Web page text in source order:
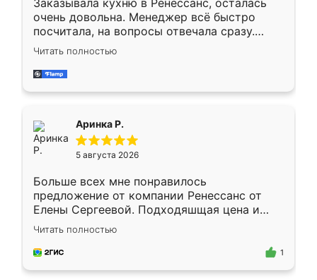
Заказывала кухню в Ренессанс, осталась
очень довольна. Менеджер всё быстро
посчитала, на вопросы отвечала сразу.
Замерщик приехал в субботу, подошёл к
делу со всей ответственностью. Собрали
за день, ребята работали аккуратно, даже
Читать полностью
Аринка Р.
5 августа 2026
Больше всех мне понравилось
предложение от компании Ренессанс от
Елены Сергеевой. Подходяшщая цена и
короткие сроки изготовления. Приехавший
для замера сотрудник Владислав
предложил по моему эскизу самый
Читать полностью
1